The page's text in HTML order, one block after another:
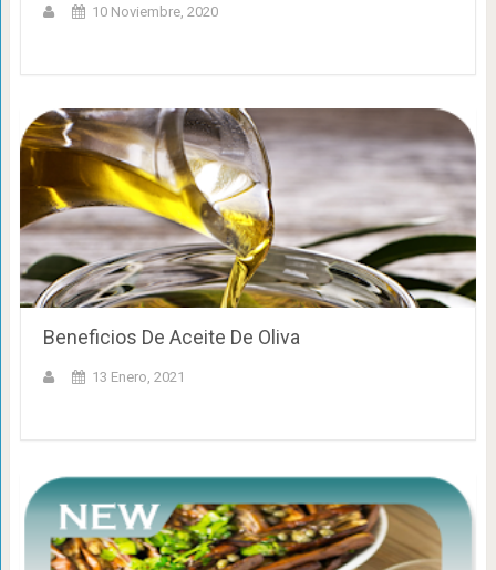
10 Noviembre, 2020
Beneficios De Aceite De Oliva
13 Enero, 2021